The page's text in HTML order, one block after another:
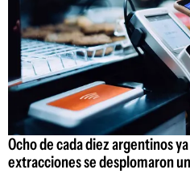
Ocho de cada diez argentinos
extracciones se desplomaron